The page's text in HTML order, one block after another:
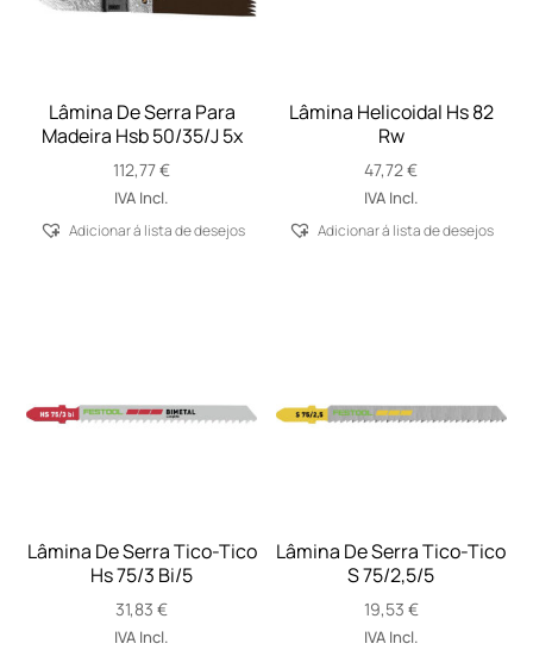
Lâmina De Serra Para
Madeira Hsb 50/35/J 5x
112,77€
IVA Incl.
Adicionar á lista de desejos
Lâmina Helicoidal Hs 82
Rw
47,72€
IVA Incl.
Adicionar á lista de desejos
Lâmina De Serra Tico-Tico
Hs 75/3 Bi/5
31,83€
IVA Incl.
Lâmina De Serra Tico-Tico
S 75/2,5/5
19,53 €
IVA Incl.